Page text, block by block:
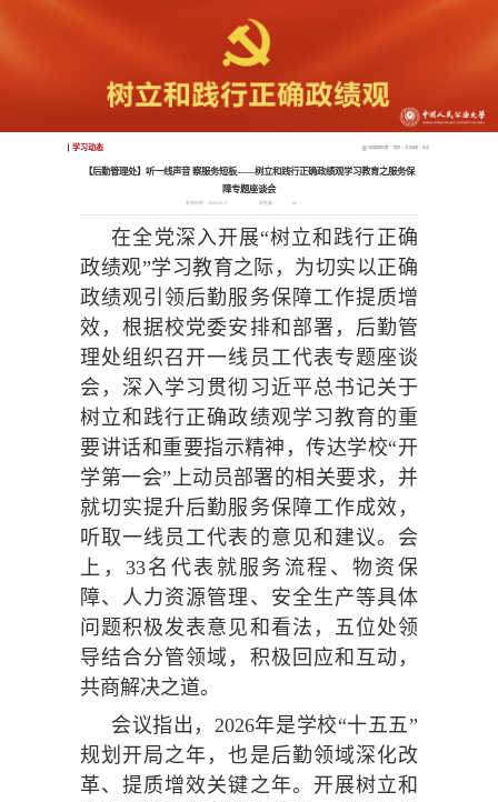
学习动态 当前您的位置： 首页 学习动态 正文
【后勤管理处】听一线声音 察服务短板——树立和践行正确政绩观学习教育之服务保
障专题座谈会
发布日期：2026-03-17 60
在全党深入开展“树立和践行正确
政绩观”学习教育之际，为切实以正确
政绩观引领后勤服务保障工作提质增
效，根据校党委安排和部署，后勤管
理处组织召开一线员工代表专题座谈
会，深入学习贯彻习近平总书记关于
树立和践行正确政绩观学习教育的重
要讲话和重要指示精神，传达学校“开
学第一会”上动员部署的相关要求，并
就切实提升后勤服务保障工作成效，
听取一线员工代表的意见和建议。会
上，33名代表就服务流程、物资保
障、人力资源管理、安全生产等具体
问题积极发表意见和看法，五位处领
导结合分管领域，积极回应和互动，
共商解决之道。
会议指出，2026年是学校“十五五”
规划开局之年，也是后勤领域深化改
革、提质增效关键之年。开展树立和